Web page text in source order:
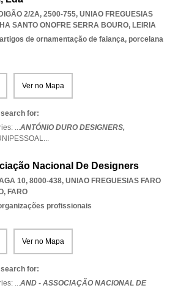
2/2A, 2500-755, UNIAO FREGUESIAS
SANTO ONOFRE SERRA BOURO, LEIRIA
de ornamentação de faiança, porcelana
Ver no Mapa
for:
...ANTÓNIO DURO DESIGNERS,
...
Nacional De Designers
10, 8000-438, UNIAO FREGUESIAS FARO
, FARO
profissionais
Ver no Mapa
for:
...AND - ASSOCIAÇÃO NACIONAL DE